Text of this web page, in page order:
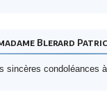
Blerard
sincères